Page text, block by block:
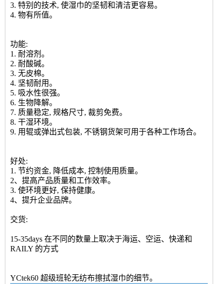
3. 特别的技术, 使湿巾的坚韧和清洁更容易。
4. 物有所值。
功能:
1. 耐溶剂。
2. 耐酸碱。
3. 无皮棉。
4. 坚韧耐用。
5. 吸水性很强。
6. 生物降解。
7. 质量稳定, 规格尺寸, 裁剪免费。
8. 干湿环境。
9. 用辊或弹出式包装, 不锈钢货架可用于各种工作场合。
好处:
1. 节约资金, 降低成本, 控制使用质量。
2、提高产品质量和工作效率。
3. 使环境更好, 保持健康。
4、提升企业品牌。
交货:
15-35days 在不同的数量上取决于海运、空运、快递和
RAILY 的方式
YCtek60 超级班轮无纺布擦拭湿巾的细节。